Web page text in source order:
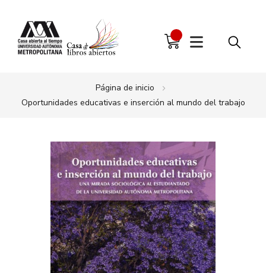
Página de inicio
Oportunidades educativas e inserción al mundo del trabajo